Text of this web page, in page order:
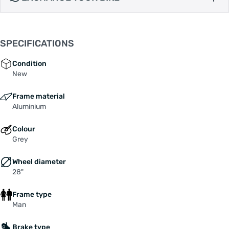
mountainbikes geïnspireerde handling
gecombineerd met veelzijdigheid op alle
ondergronden, zodat hij uiterst stabiel is
steeds snel en leuk wanneer je het gas er in
knalt. Met frameopties in carbon en aluminium is
allemaal meerdere bevestigingspunten voor
vorkkooien, bidons en accessoires en andere
kenmerken die deze dropbar-machine zo
veelzijdig maken. We hebben onze strakke WIRE
mooier uiterlijk – en minder kabels die achter
een stuurtas blijven haken – en de carbon vork
SPECIFICATIONS
Condition
New
Frame material
Aluminium
Colour
Grey
Wheel diameter
28"
Frame type
Man
Brake type